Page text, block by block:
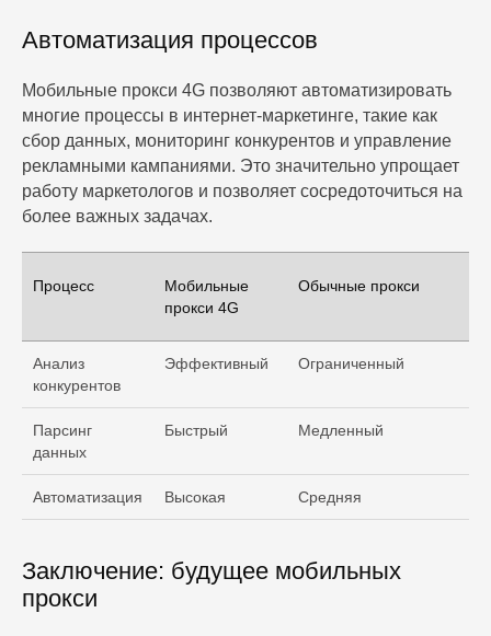
Автоматизация процессов
Мобильные прокси 4G позволяют автоматизировать
многие процессы в интернет-маркетинге, такие как
сбор данных, мониторинг конкурентов и управление
рекламными кампаниями. Это значительно упрощает
работу маркетологов и позволяет сосредоточиться на
более важных задачах.
Процесс
Мобильные
прокси 4G
Обычные прокси
Анализ
конкурентов
Эффективный Ограниченный
Парсинг
данных
Быстрый Медленный
Автоматизация Высокая Средняя
Заключение: будущее мобильных
прокси